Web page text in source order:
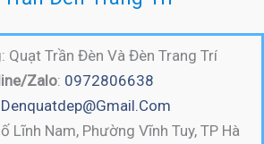
Quạt Trần Đèn Và Đèn Trang Trí
Zalo: 0972806638
Denquatdep@gmail.com
Lĩnh Nam, Phường Vĩnh Tuy, TP Hà